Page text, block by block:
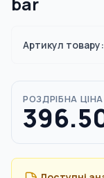
Артикул товару:
РОЗДРІБНА